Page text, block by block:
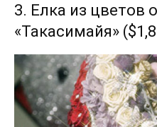
3. Елка из цветов
«Такасимайя»